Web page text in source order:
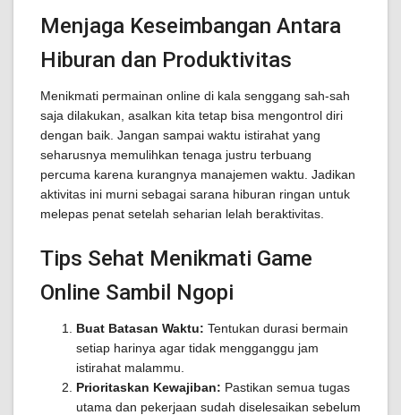
Menjaga Keseimbangan Antara
Hiburan dan Produktivitas
Menikmati permainan online di kala senggang sah-sah
saja dilakukan, asalkan kita tetap bisa mengontrol diri
dengan baik. Jangan sampai waktu istirahat yang
seharusnya memulihkan tenaga justru terbuang
percuma karena kurangnya manajemen waktu. Jadikan
aktivitas ini murni sebagai sarana hiburan ringan untuk
melepas penat setelah seharian lelah beraktivitas.
Tips Sehat Menikmati Game
Online Sambil Ngopi
Buat Batasan Waktu: Tentukan durasi bermain
setiap harinya agar tidak mengganggu jam
istirahat malammu.
Prioritaskan Kewajiban: Pastikan semua tugas
utama dan pekerjaan sudah diselesaikan sebelum